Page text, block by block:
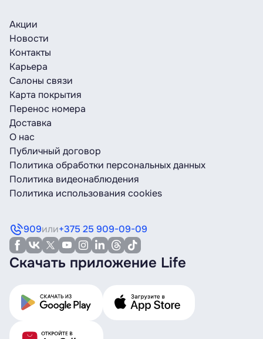
Акции
Новости
Контакты
Карьера
Салоны связи
Карта покрытия
Перенос номера
Доставка
О нас
Публичный договор
Политика обработки персональных данных
Политика видеонаблюдения
Политика использования cookies
909или+375 25 909-09-09
Скачать приложение Life